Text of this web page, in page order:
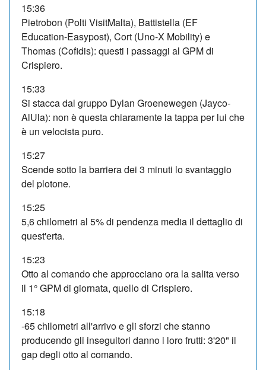
15:36
Pietrobon (Polti VisitMalta), Battistella (EF
Education-Easypost), Cort (Uno-X Mobility) e
Thomas (Cofidis): questi i passaggi al GPM di
Crispiero.
15:33
Si stacca dal gruppo Dylan Groenewegen (Jayco-
AlUla): non è questa chiaramente la tappa per lui che
è un velocista puro.
15:27
Scende sotto la barriera dei 3 minuti lo svantaggio
del plotone.
15:25
5,6 chilometri al 5% di pendenza media il dettaglio di
quest'erta.
15:23
Otto al comando che approcciano ora la salita verso
il 1° GPM di giornata, quello di Crispiero.
15:18
-65 chilometri all'arrivo e gli sforzi che stanno
producendo gli inseguitori danno i loro frutti: 3'20" il
gap degli otto al comando.